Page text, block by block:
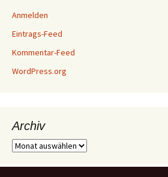
Anmelden
Eintrags-Feed
Kommentar-Feed
WordPress.org
Archiv
Archiv